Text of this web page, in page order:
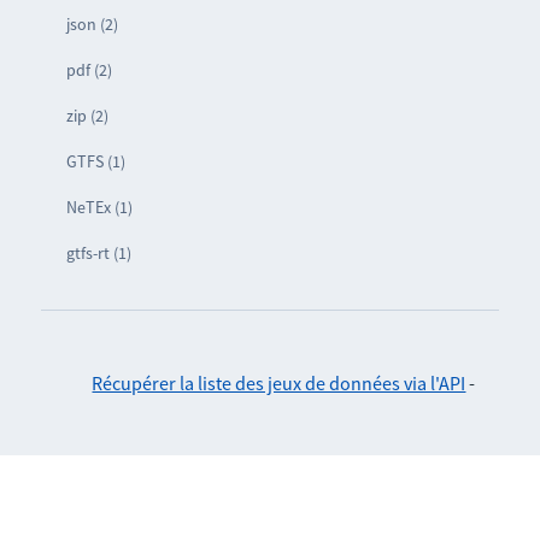
json (2)
pdf (2)
zip (2)
GTFS (1)
NeTEx (1)
gtfs-rt (1)
Récupérer la liste des jeux de données via l'API -